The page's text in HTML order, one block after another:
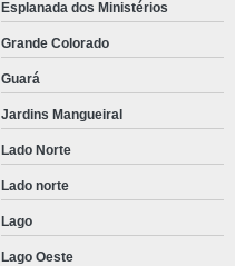
Esplanada dos Ministérios
Grande Colorado
Guará
Jardins Mangueiral
Lado Norte
Lado norte
Lago
Lago Oeste